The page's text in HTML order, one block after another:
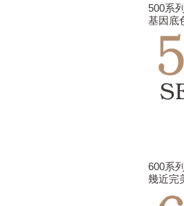
500系
基因底
600系
幾近完